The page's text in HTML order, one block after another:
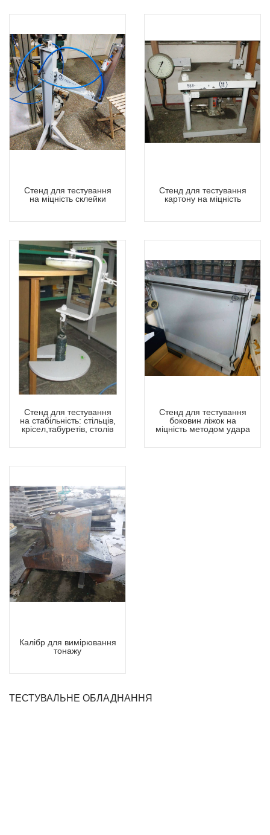
Стенд для тестування
на міцність склейки
Стенд для тестування
картону на міцність
Стенд для тестування
на стабільність: стільців,
крісел,табуретів, столів
Стенд для тестування
боковин ліжок на
міцність методом удара
Калібр для вимірювання
тонажу
ТЕСТУВАЛЬНЕ ОБЛАДНАННЯ